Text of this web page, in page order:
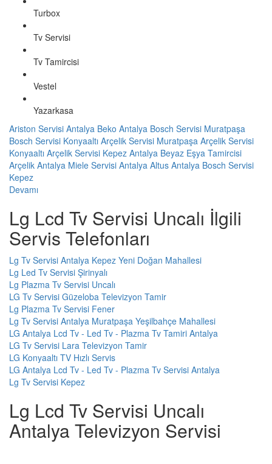
Turbox
Tv Servisi
Tv Tamircisi
Vestel
Yazarkasa
Ariston Servisi Antalya Beko Antalya Bosch Servisi Muratpaşa
Bosch Servisi Konyaaltı Arçelik Servisi Muratpaşa Arçelik Servisi
Konyaaltı Arçelik Servisi Kepez Antalya Beyaz Eşya Tamircisi
Arçelik Antalya Miele Servisi Antalya Altus Antalya Bosch Servisi
Kepez
Devamı
Lg Lcd Tv Servisi Uncalı İlgili
Servis Telefonları
Lg Tv Servisi Antalya Kepez Yeni Doğan Mahallesi
Lg Led Tv Servisi Şirinyalı
Lg Plazma Tv Servisi Uncalı
LG Tv Servisi Güzeloba Televizyon Tamir
Lg Plazma Tv Servisi Fener
Lg Tv Servisi Antalya Muratpaşa Yeşilbahçe Mahallesi
LG Antalya Lcd Tv - Led Tv - Plazma Tv Tamiri Antalya
LG Tv Servisi Lara Televizyon Tamir
LG Konyaaltı TV Hızlı Servis
LG Antalya Lcd Tv - Led Tv - Plazma Tv Servisi Antalya
Lg Tv Servisi Kepez
Lg Lcd Tv Servisi Uncalı
Antalya Televizyon Servisi